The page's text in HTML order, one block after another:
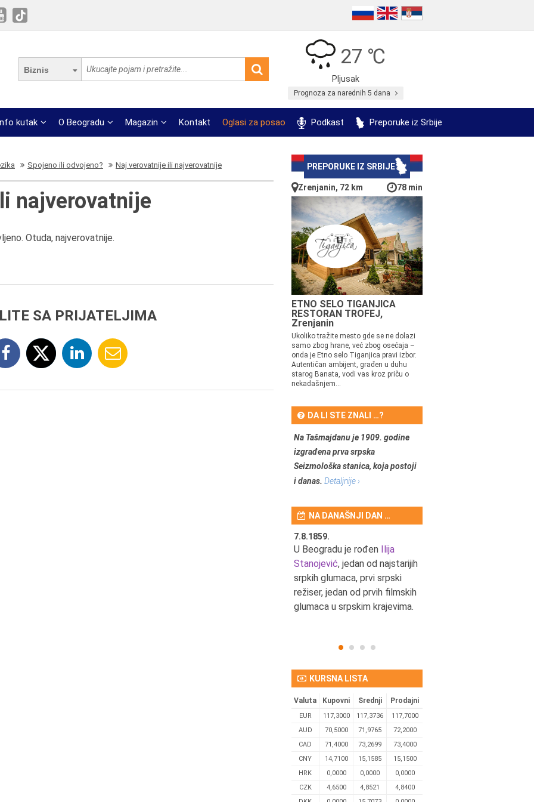
Biznis
27 ℃
Pljusak
Prognoza za narednih 5 dana
kutak O Beogradu Magazin Kontakt Oglasi za posao Podkast Preporuke iz Srbije
Spojeno ili odvojeno? Naj verovatnije ili najverovatnije
najverovatnije
Otuda, najverovatnije.
SA PRIJATELJIMA
PREPORUKE IZ SRBIJE
Zrenjanin, 72 km 78 min
ETNO SELO TIGANJICA
RESTORAN TROFEJ,
Zrenjanin
Ukoliko tražite mesto gde se ne dolazi
samo zbog hrane, već zbog osećaja –
onda je Etno selo Tiganjica pravi izbor.
Autentičan ambijent, građen u duhu
starog Banata, vodi vas kroz priču o
nekadašnjem...
DA LI STE ZNALI …?
Na Tašmajdanu je 1909. godine
izgrađena prva srpska
Seizmološka stanica, koja postoji
i danas. Detaljnije ›
NA DANAŠNJI DAN …
7.8.1859.
U Beogradu je rođen Ilija
Stanojević, jedan od najstarijih
srpkih glumaca, prvi srpski
režiser, jedan od prvih filmskih
glumaca u srpskim krajevima.
KURSNA LISTA
Valuta Kupovni Srednji Prodajni
EUR 117,3000 117,3736
117,7000
AUD
70,5000 71,9765
72,2000
CAD
71,4000 73,2699
73,4000
CNY
14,7100 15,1585
15,1500
HRK
0,0000 0,0000
0,0000
CZK
4,6500 4,8521
4,8400